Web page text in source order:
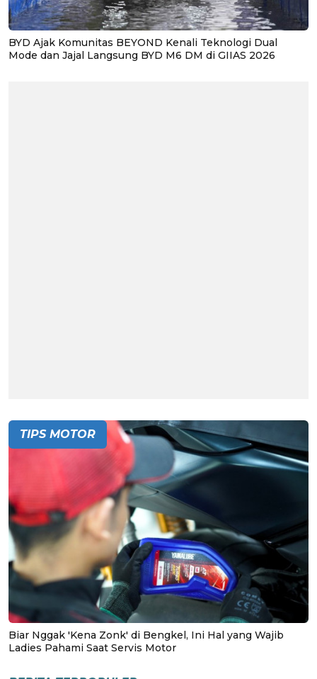
BYD Ajak Komunitas BEYOND Kenali Teknologi Dual
Mode dan Jajal Langsung BYD M6 DM di GIIAS 2026
TIPS MOTOR
Biar Nggak 'Kena Zonk' di Bengkel, Ini Hal yang Wajib
Ladies Pahami Saat Servis Motor